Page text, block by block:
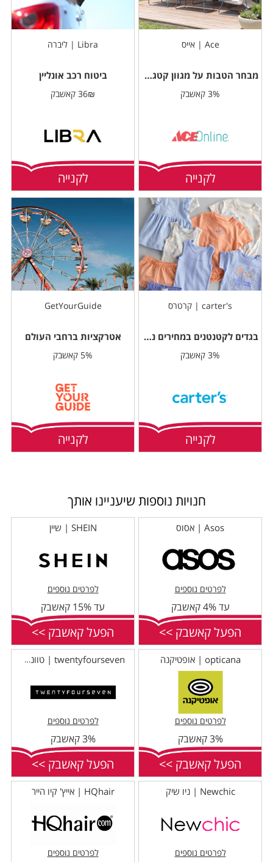
Ace | אייס
מבחר הטבות על מגוון קטגוריות
3% קאשבק
לקנייה
Libra | ליברה
ביטוח רכב אונליין
36₪ קאשבק
לקנייה
carter's | קרטרס
בגדים לקטנטנים במחירים נוחים
3% קאשבק
לקנייה
GetYourGuide
אטרקציות ברחבי העולם
5% קאשבק
לקנייה
חנויות נוספות שיעניינו אותך
Asos | אסוס
לפרטים נוספים
עד 4% קאשבק
הפעל קאשבק >>
SHEIN | שיין
לפרטים נוספים
עד 15% קאשבק
הפעל קאשבק >>
opticana | אופטיקנה
לפרטים נוספים
3% קאשבק
הפעל קאשבק >>
twentyfourseven | טוונטי פור סבן
לפרטים נוספים
3% קאשבק
הפעל קאשבק >>
Newchic | ניו שיק
לפרטים נוספים
HQhair | אייץ' קיו הייר
לפרטים נוספים